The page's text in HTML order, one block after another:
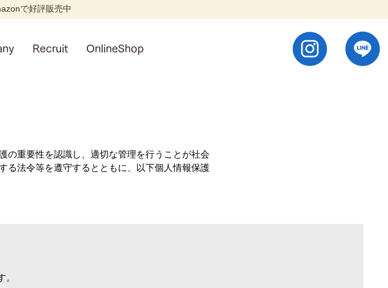
で好評販売中
Recruit OnlineShop
の重要性を認識し、適切な管理を行うことが社会
る法令等を遵守するとともに、以下個人情報保護